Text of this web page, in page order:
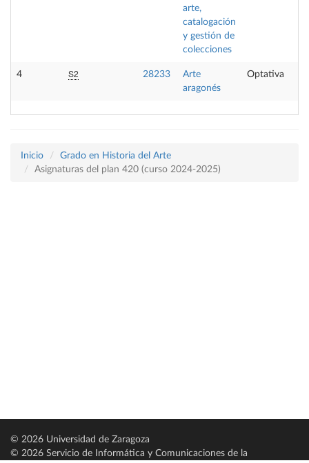
arte,
catalogación
y gestión de
colecciones
4 S2 28233
Arte
aragonés
Optativa
Inicio
Grado en Historia del Arte
Asignaturas del plan 420 (curso 2024-2025)
© 2026 Universidad de Zaragoza
© 2026 Servicio de Informática y Comunicaciones de la